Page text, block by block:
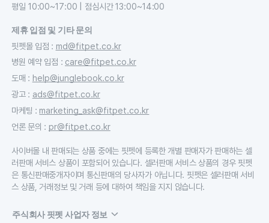
평일 10:00~17:00 | 점심시간 13:00~14:00
제휴 입점 및 기타 문의
핏펫몰 입점 : md@fitpet.co.kr
병원 예약 입점 : care@fitpet.co.kr
도매 : help@junglebook.co.kr
광고: ads@fitpet.co.kr
마케팅 : marketing_ask@fitpet.co.kr
언론 문의 : pr@fitpet.co.kr
사이버몰 내 판매되는 상품 중에는 핏펫에 등록한 개별 판매자가 판매하는 셀
러판매 서비스 상품이 포함되어 있습니다. 셀러판매 서비스 상품의 경우 핏펫
은 통신판매중개자이며 통신판매의 당사자가 아닙니다. 핏펫은 셀러판매 서비
스 상품, 거래정보 및 거래 등에 대하여 책임을 지지 않습니다.
주식회사 핏펫 사업자 정보